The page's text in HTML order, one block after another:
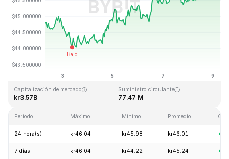
Última actualización: 2026-08-09, 06:43 GMT+0
Máximo histórico
Capitalización de mercado
kr3.57B
Suministro circulante
77.47 M
Período Máximo Mínimo Promedio
24 hora(s) kr46.04 kr45.98 kr46.01
7 días kr46.04 kr44.22 kr45.24